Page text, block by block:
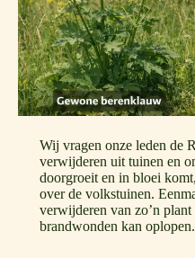
Wij vragen onze leden de
verwijderen uit tuinen en
doorgroeit en in bloei
over de volkstuinen.
verwijderen van zo’n
brandwonden kan